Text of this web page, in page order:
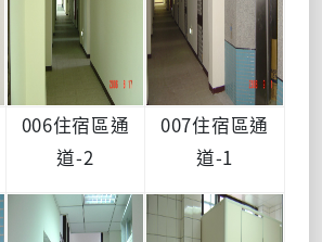
006住宿區通
道-2
007住宿區通
道-1